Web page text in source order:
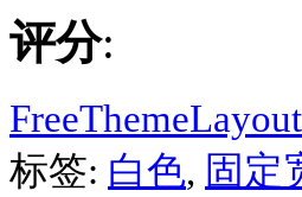
评分:
标签: 白色, 固定